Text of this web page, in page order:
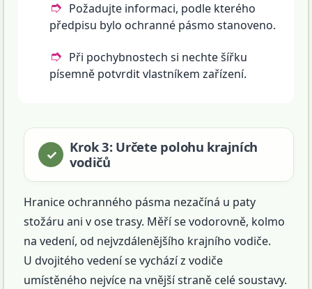
Požadujte informaci, podle kterého
předpisu bylo ochranné pásmo stanoveno.
Při pochybnostech si nechte šířku
písemně potvrdit vlastníkem zařízení.
Krok 3: Určete polohu krajních
vodičů
Hranice ochranného pásma nezačíná u paty
stožáru ani v ose trasy. Měří se vodorovně, kolmo
na vedení, od nejvzdálenějšího krajního vodiče.
U dvojitého vedení se vychází z vodiče
umístěného nejvíce na vnější straně celé soustavy.